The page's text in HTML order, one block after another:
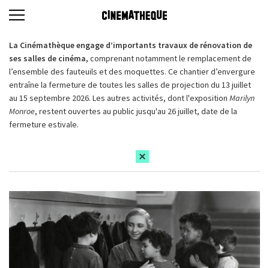
La Cinémathèque engage d’importants travaux de rénovation de
ses salles de cinéma, comprenant notamment le remplacement de
l’ensemble des fauteuils et des moquettes. Ce chantier d’envergure
entraîne la fermeture de toutes les salles de projection du 13 juillet
au 15 septembre 2026. Les autres activités, dont l'exposition Marilyn
Monroe, restent ouvertes au public jusqu'au 26 juillet, date de la
fermeture estivale.